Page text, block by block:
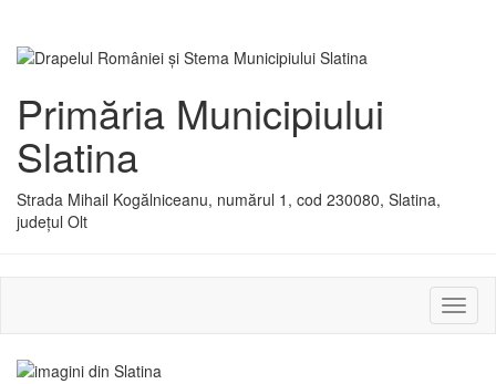
Primăria Municipiului
Slatina
Strada Mihail Kogălniceanu, numărul 1, cod 230080, Slatina,
județul Olt
sau